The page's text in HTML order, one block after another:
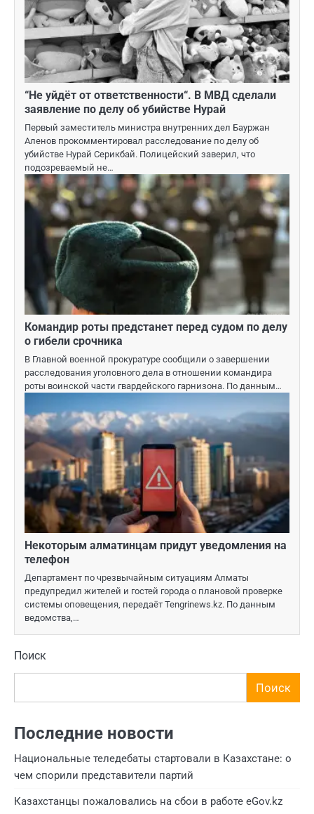
“Не уйдёт от ответственности“. В МВД сделали
заявление по делу об убийстве Нурай
Первый заместитель министра внутренних дел Бауржан
Аленов прокомментировал расследование по делу об
убийстве Нурай Серикбай. Полицейский заверил, что
подозреваемый не…
Командир роты предстанет перед судом по делу
о гибели срочника
В Главной военной прокуратуре сообщили о завершении
расследования уголовного дела в отношении командира
роты воинской части гвардейского гарнизона. По данным…
Некоторым алматинцам придут уведомления на
телефон
Департамент по чрезвычайным ситуациям Алматы
предупредил жителей и гостей города о плановой проверке
системы оповещения, передаёт Tengrinews.kz. По данным
ведомства,…
Поиск
Поиск
Последние новости
Национальные теледебаты стартовали в Казахстане: о
чем спорили представители партий
Казахстанцы пожаловались на сбои в работе eGov.kz